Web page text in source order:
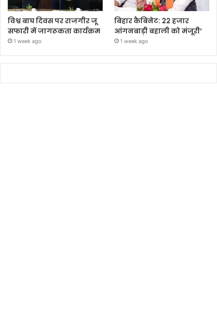
विश्व बाघ दिवस पर राजगीर जू
सफारी में जागरूकता कार्यक्रम
1 week ago
बिहार कैबिनेट: 22 हजार
आंगनबाड़ी बहाली को मंजूरी’
1 week ago